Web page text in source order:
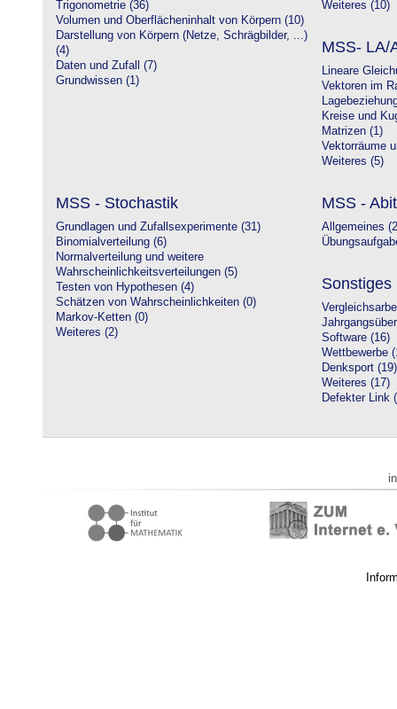
Trigonometrie (36)
Volumen und Oberflächeninhalt von Körpern (10)
Darstellung von Körpern (Netze, Schrägbilder, ...)
(4)
Daten und Zufall (7)
Grundwissen (1)
Weiteres (10)
MSS- LA/
Lineare
Vektoren im
Kreise und
Matrizen (1)
Vektorräume
Weiteres (5)
MSS - Stochastik
Grundlagen und Zufallsexperimente (31)
Binomialverteilung (6)
Normalverteilung und weitere
Wahrscheinlichkeitsverteilungen (5)
Testen von Hypothesen (4)
Schätzen von Wahrscheinlichkeiten (0)
Markov-Ketten (0)
Weiteres (2)
MSS -
Allgemeines
Sonstiges
Software (16)
Wettbewerbe
Denksport (19)
Weiteres (17)
Defekter Link